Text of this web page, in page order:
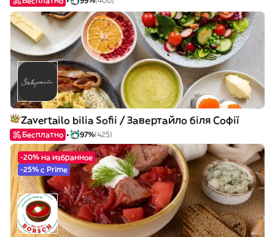
Zavertailo bilia Sofii / Завертайло біля Софії
Бесплатно 97%(425)
-20% на избранное
-25% с Prime